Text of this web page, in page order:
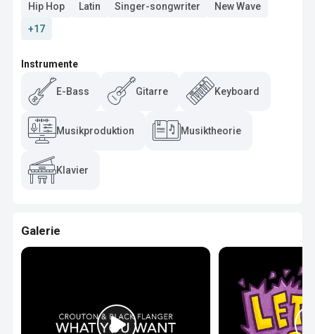
Hip Hop
Latin Singer-songwriter
New Wave
+17
Instrumente
E-Bass Gitarre Keyboard
Musikproduktion Musiktheorie
Klavier
Galerie